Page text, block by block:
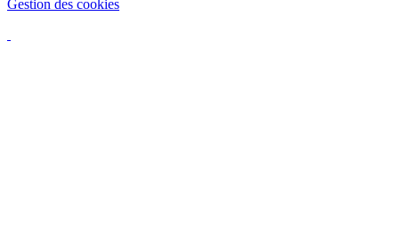
Gestion des cookies